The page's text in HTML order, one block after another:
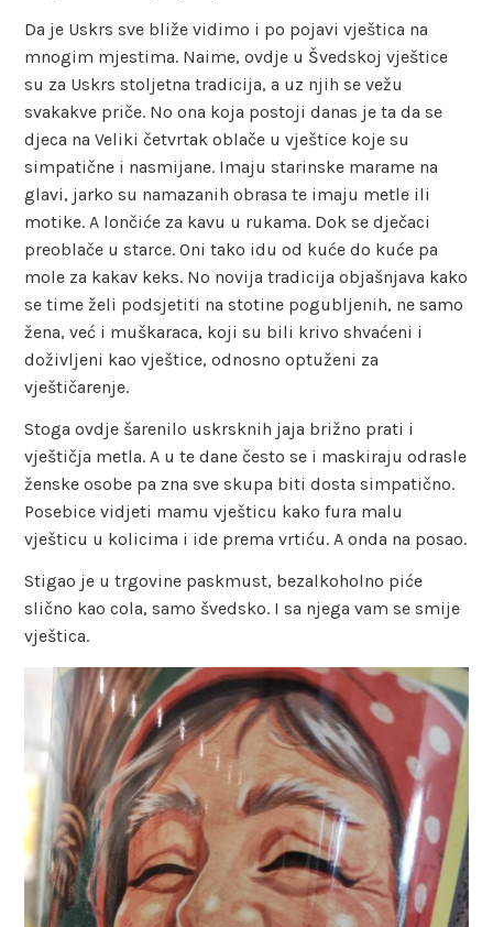
Da je Uskrs sve bliže vidimo i po pojavi vještica na
mnogim mjestima. Naime, ovdje u Švedskoj vještice
su za Uskrs stoljetna tradicija, a uz njih se vežu
svakakve priče. No ona koja postoji danas je ta da se
djeca na Veliki četvrtak oblače u vještice koje su
simpatične i nasmijane. Imaju starinske marame na
glavi, jarko su namazanih obrasa te imaju metle ili
motike. A lončiće za kavu u rukama. Dok se dječaci
preoblače u starce. Oni tako idu od kuće do kuće pa
mole za kakav keks. No novija tradicija objašnjava kako
se time želi podsjetiti na stotine pogubljenih, ne samo
žena, već i muškaraca, koji su bili krivo shvaćeni i
doživljeni kao vještice, odnosno optuženi za
vještičarenje.
Stoga ovdje šarenilo uskrsknih jaja brižno prati i
vještičja metla. A u te dane često se i maskiraju odrasle
ženske osobe pa zna sve skupa biti dosta simpatično.
Posebice vidjeti mamu vješticu kako fura malu
vješticu u kolicima i ide prema vrtiću. A onda na posao.
Stigao je u trgovine paskmust, bezalkoholno piće
slično kao cola, samo švedsko. I sa njega vam se smije
vještica.